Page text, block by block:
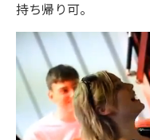
持ち帰り可。